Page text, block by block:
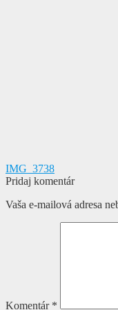
Navigácia
v
článku
Predchádzajúci
článok:
IMG_3738
Pridaj komentár
Vaša e-mailová adresa
Komentár *